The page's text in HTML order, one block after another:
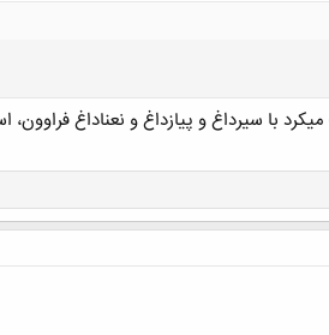
کلیک کنید تا باز شود...
با سیرداغ و پیازداغ و نعناداغ